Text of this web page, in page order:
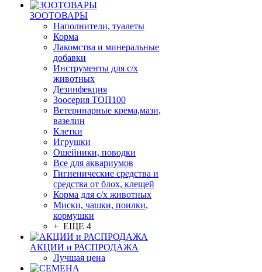
ЗООТОВАРЫ
Наполнители, туалеты
Корма
Лакомства и минеральные
добавки
Инструменты для с/х
животных
Дезинфекция
Зоосерия ТОП100
Ветеринарные крема,мази,
вазелин
Клетки
Игрушки
Ошейники, поводки
Все для аквариумов
Гигиенические средства и
средства от блох, клещей
Корма для с/х животных
Миски, чашки, поилки,
кормушки
+ ЕЩЕ 4
АКЦИИ и РАСПРОДАЖА
Лучшая цена